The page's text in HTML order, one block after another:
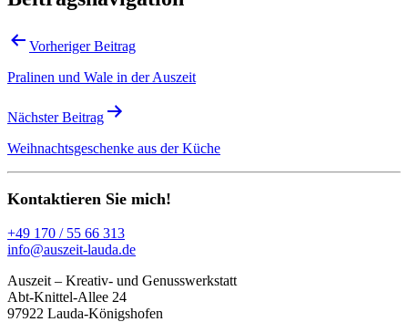
Vorheriger Beitrag
Pralinen und Wale in der Auszeit
Nächster Beitrag
Weihnachtsgeschenke aus der Küche
Kontaktieren Sie mich!
+49 170 / 55 66 313
info@auszeit-lauda.de
Auszeit – Kreativ- und Genusswerkstatt
Abt-Knittel-Allee 24
97922 Lauda-Königshofen